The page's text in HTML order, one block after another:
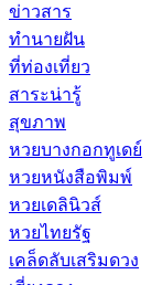
ข่าวสาร
ทำนายฝัน
ที่ท่องเที่ยว
สาระน่ารู้
สุขภาพ
หวยบางกอกทูเดย์
หวยหนังสือพิมพ์
หวยเดลินิวส์
หวยไทยรัฐ
เคล็ดลับเสริมดวง